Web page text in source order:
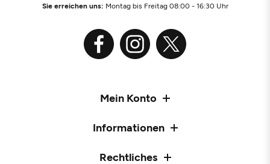
Sie erreichen uns: Montag bis Freitag 08:00 - 16:30 Uhr
Mein Konto
Informationen
Rechtliches